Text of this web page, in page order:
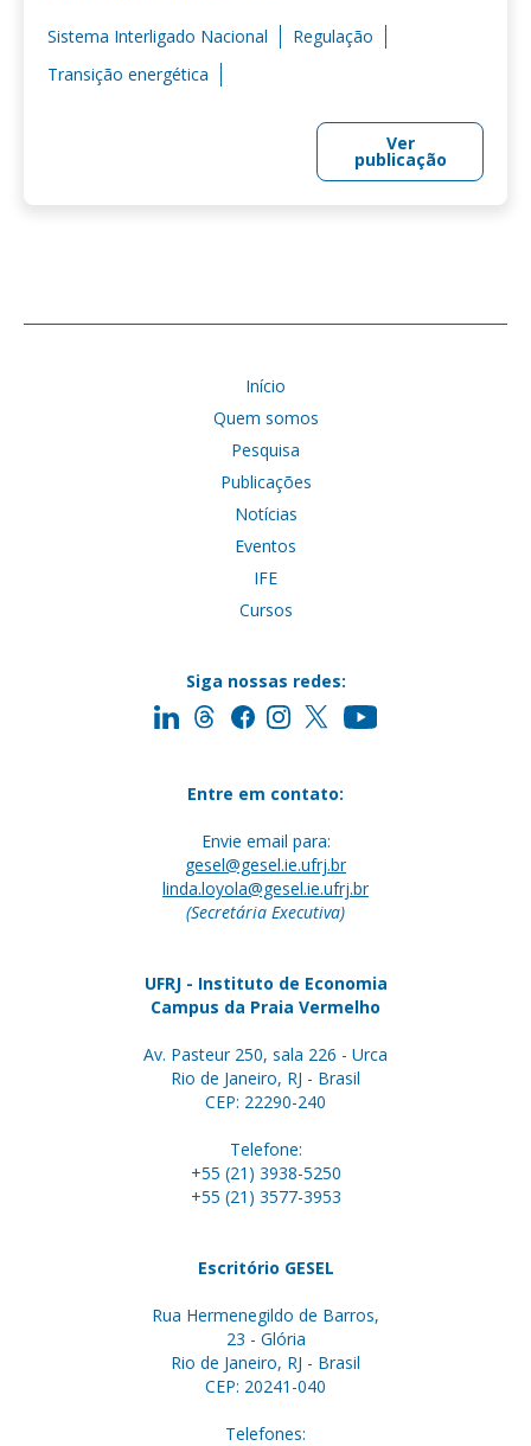
Sistema Interligado Nacional
Regulação
Transição energética
Ver
publicação
Início
Quem somos
Pesquisa
Publicações
Notícias
Eventos
IFE
Cursos
Siga nossas redes:
Entre em contato:
Envie email para:
gesel@gesel.ie.ufrj.br
linda.loyola@gesel.ie.ufrj.br
(Secretária Executiva)
UFRJ - Instituto de Economia
Campus da Praia Vermelho
Av. Pasteur 250, sala 226 - Urca
Rio de Janeiro, RJ - Brasil
CEP: 22290-240
Telefone:
+55 (21) 3938-5250
+55 (21) 3577-3953
Escritório GESEL
Rua Hermenegildo de Barros,
23 - Glória
Rio de Janeiro, RJ - Brasil
CEP: 20241-040
Telefones: